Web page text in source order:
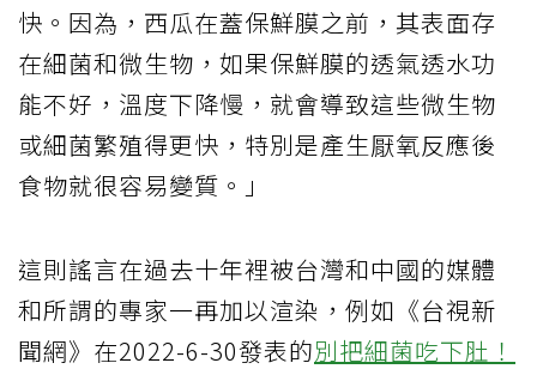
快。因為，西瓜在蓋保鮮膜之前，其表面存
在細菌和微生物，如果保鮮膜的透氣透水功
能不好，溫度下降慢，就會導致這些微生物
或細菌繁殖得更快，特別是產生厭氧反應後
食物就很容易變質。」
這則謠言在過去十年裡被台灣和中國的媒體
和所謂的專家一再加以渲染，例如《台視新
聞網》在2022-6-30發表的別把細菌吃下肚！